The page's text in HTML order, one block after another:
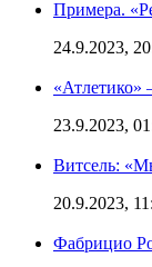
Примера.
24.9.2023,
«Атлетико»
23.9.2023,
Витсель:
20.9.2023,
Фабрицио